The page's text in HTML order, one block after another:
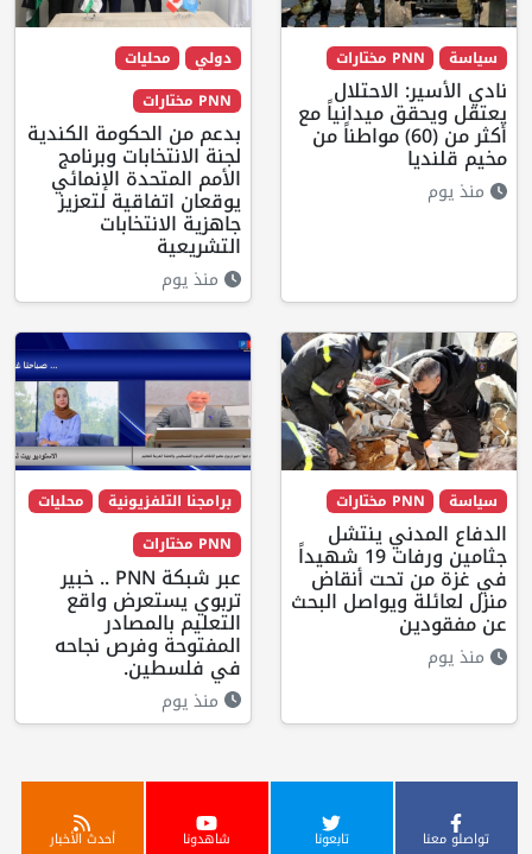
سياسة PNN مختارات
نادي الأسير: الاحتلال
يعتقل ويحقق ميدانياً مع
أكثر من (60) مواطناً من
مخيم قلنديا
منذ يوم
دولي
محليات
PNN مختارات
بدعم من الحكومة الكندية
لجنة الانتخابات وبرنامج
الأمم المتحدة الإنمائي
يوقعان اتفاقية لتعزيز
جاهزية الانتخابات
التشريعية
منذ يوم
سياسة PNN مختارات
الدفاع المدني ينتشل
جثامين ورفات 19 شهيداً
في غزة من تحت أنقاض
منزل لعائلة ويواصل البحث
عن مفقودين
منذ يوم
برامجنا التلفزيونية
محليات
PNN مختارات
عبر شبكة PNN .. خبير
تربوي يستعرض واقع
التعليم بالمصادر
المفتوحة وفرص نجاحه
في فلسطين.
منذ يوم
تواصلو معنا تابعونا شاهدونا أحدث الأخبار